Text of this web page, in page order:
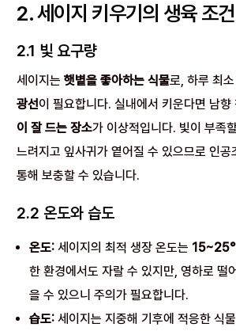
2. 세이지 키우기의 생육 조건
2.1 빛 요구량
세이지는햇볕을 좋아하는 식물로, 하루 최소
광선이 필요합니다. 실내에서 키운다면 남향
이 잘 드는 장소가 이상적입니다. 빛이 부족
느려지고 잎사귀가 옅어질 수 있으므로 인
통해 보충할 수 있습니다.
2.2 온도와 습도
온도: 세이지의 최적 생장 온도는
한 환경에서도 자랄 수 있지만, 영하로 떨
을 수 있으니 주의가 필요합니다.
습도: 세이지는 지중해 기후에 적응한 식